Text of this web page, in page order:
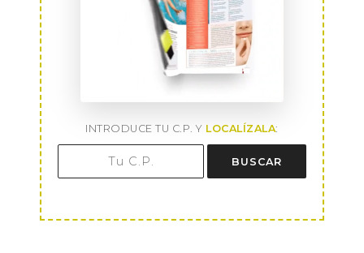
INTRODUCE TU C.P. Y LOCALÍZALA:
BUSCAR